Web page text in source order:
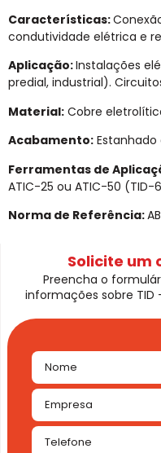
Características:
condutividade elétrica e
Aplicação:Instalações
predial, industrial).
Material: Cobre
Acabamento: Estanhado
Ferramentas de
ATIC-25 ou ATIC-50 (TID-
Norma de Referência:
Solicite um
Preencha o
informações sobre TID